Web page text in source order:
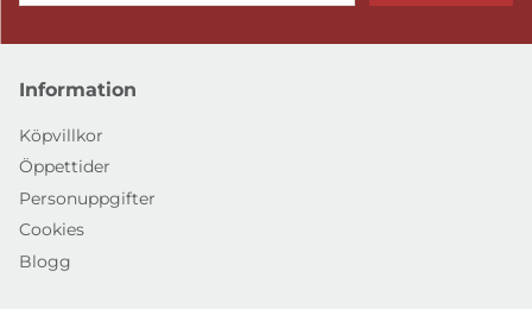
Information
Köpvillkor
Öppettider
Personuppgifter
Cookies
Blogg